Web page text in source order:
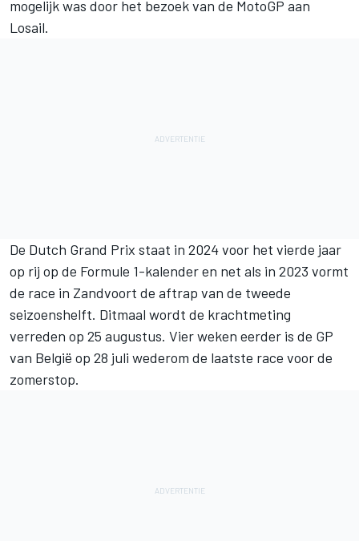
mogelijk was door het bezoek van de MotoGP aan
Losail.
De Dutch Grand Prix staat in 2024 voor het vierde jaar
op rij op de Formule 1-kalender en net als in 2023 vormt
de race in Zandvoort de aftrap van de tweede
seizoenshelft. Ditmaal wordt de krachtmeting
verreden op 25 augustus. Vier weken eerder is de GP
van België op 28 juli wederom de laatste race voor de
zomerstop.